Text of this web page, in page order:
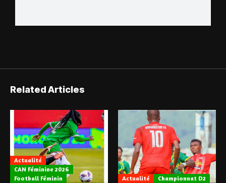
Related Articles
Actualité
CAN Féminine 2026
Football Féminin
Actualité Championnat D2